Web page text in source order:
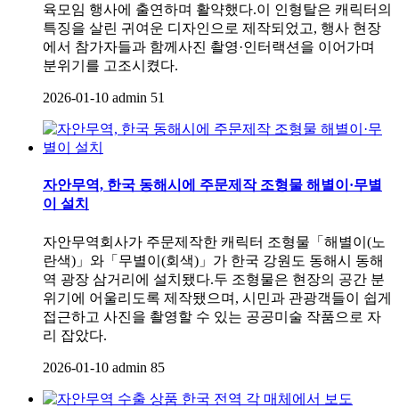
육모임 행사에 출연하며 활약했다.이 인형탈은 캐릭터의
특징을 살린 귀여운 디자인으로 제작되었고, 행사 현장
에서 참가자들과 함께사진 촬영·인터랙션을 이어가며
분위기를 고조시켰다.
2026-01-10 admin 51
자안무역, 한국 동해시에 주문제작 조형물 해별이·무별
이 설치
자안무역회사가 주문제작한 캐릭터 조형물「해별이(노
란색)」와「무별이(회색)」가 한국 강원도 동해시 동해
역 광장 삼거리에 설치됐다.두 조형물은 현장의 공간 분
위기에 어울리도록 제작됐으며, 시민과 관광객들이 쉽게
접근하고 사진을 촬영할 수 있는 공공미술 작품으로 자
리 잡았다.
2026-01-10 admin 85